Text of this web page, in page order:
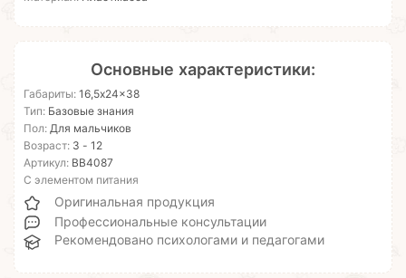
Основные характеристики:
Габариты: 16,5x24x38
Тип: Базовые знания
Пол: Для мальчиков
Возраст: 3 - 12
Артикул: ВВ4087
С элементом питания
Оригинальная продукция
Профессиональные консультации
Рекомендовано психологами и педагогами